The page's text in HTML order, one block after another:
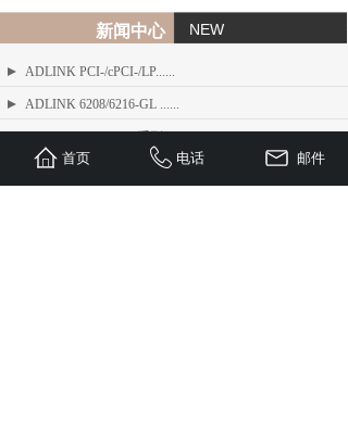
新闻中心 NEW
ADLINK PCI-/cPCI-/LP......
ADLINK 6208/6216-GL ......
ADLINK Angelo RTV 系列......
首页 电话 邮件